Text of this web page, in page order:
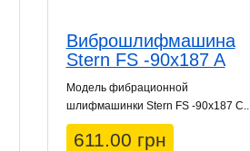
Виброшлифмашина
Stern FS -90x187 A
Модель фибрационной
шлифмашинки Stern FS -90x187 C..
611.00 грн